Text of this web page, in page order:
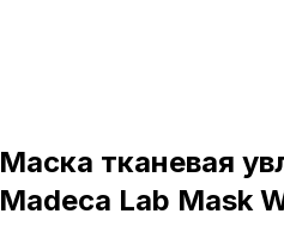
Маска тканевая
Madeca Lab Mask